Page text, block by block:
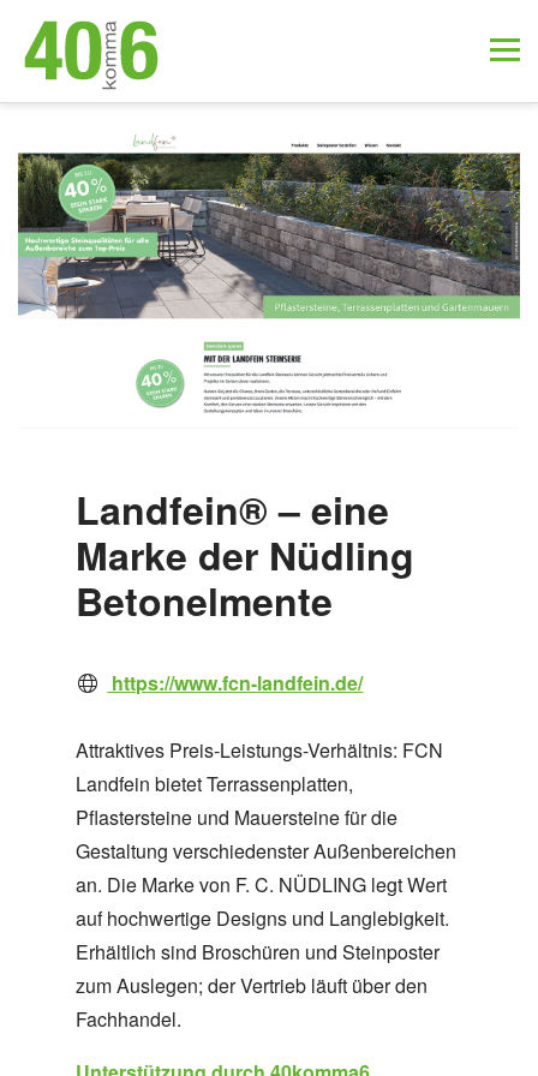
Landfein® – eine
Marke der Nüdling
Betonelmente
https://www.fcn-landfein.de/
Attraktives Preis-Leistungs-Verhältnis: FCN
Landfein bietet Terrassenplatten,
Pflastersteine und Mauersteine für die
Gestaltung verschiedenster Außenbereichen
an. Die Marke von F. C. NÜDLING legt Wert
auf hochwertige Designs und Langlebigkeit.
Erhältlich sind Broschüren und Steinposter
zum Auslegen; der Vertrieb läuft über den
Fachhandel.